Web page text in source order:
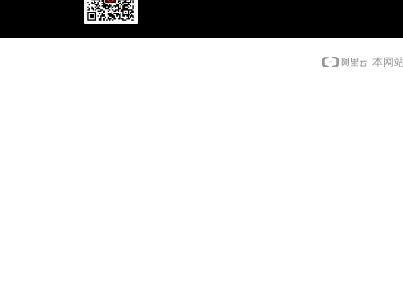
本网